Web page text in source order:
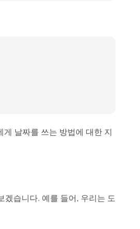
날짜를 쓰는 방법에 대한 지
습니다. 예를 들어, 우리는 도